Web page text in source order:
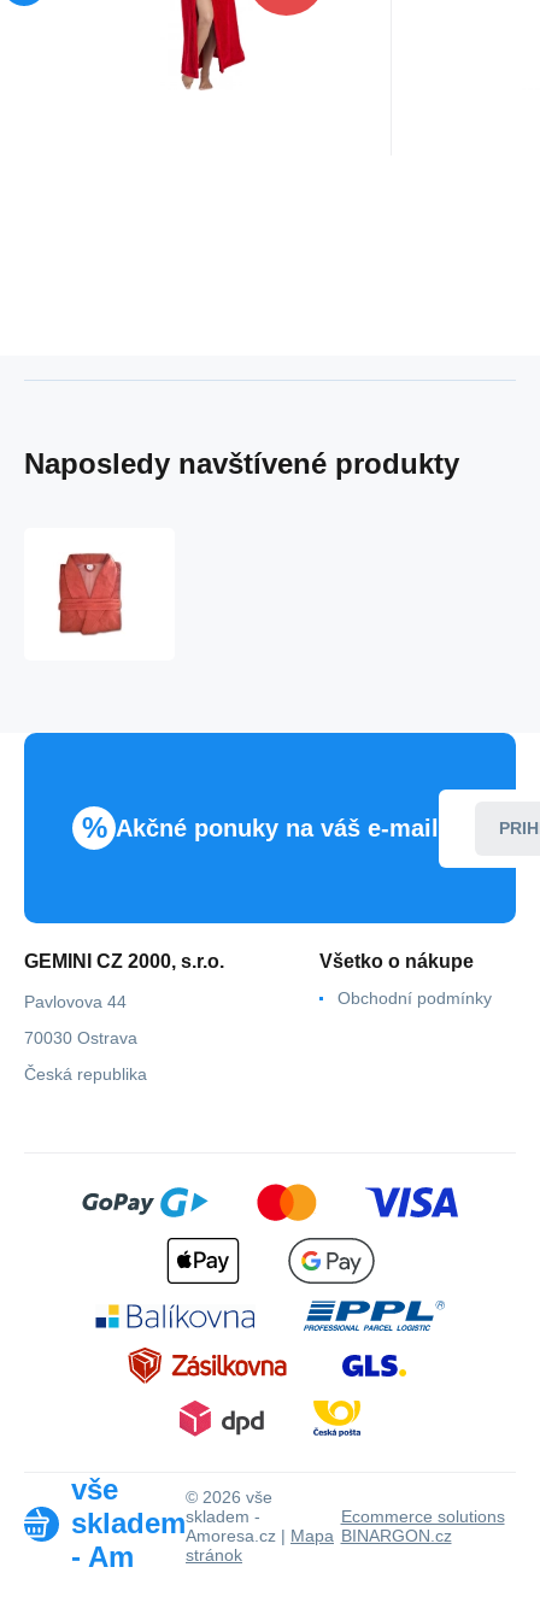
vreckami po stra
Naposledy navštívené produkty
golierom
% Akčné ponuky na váš e-mail
GEMINI CZ 2000, s.r.o.
Pavlovova 44
70030 Ostrava
Česká republika
Všetko o nákupe
Obchodní podmínky
vše
skladem
- Am
© 2026 vše
skladem -
Amoresa.cz | Mapa
stránok
Ecommerce solutions
BINARGON.cz